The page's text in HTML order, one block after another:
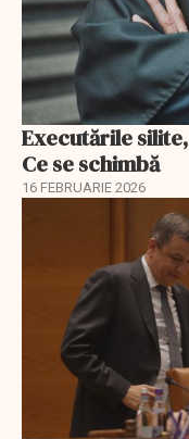
Executările
Ce se schimbă
16 FEBRUARIE 2026